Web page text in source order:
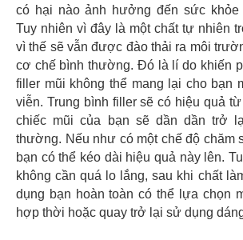
có hại nào ảnh hưởng đến sức khỏe
Tuy nhiên vì đây là một chất tự nhiên
vì thế sẽ vẫn được đào thải ra môi
cơ chế bình thường. Đó là lí do khiến
filler mũi không thể mang lại cho bạn
viễn. Trung bình filler sẽ có hiệu quả
chiếc mũi của bạn sẽ dần dần trở
thường. Nếu như có một chế độ chăm
bạn có thể kéo dài hiệu quả này lên.
không cần quá lo lắng, sau khi chất
dụng bạn hoàn toàn có thể lựa chọn
hợp thời hoặc quay trở lại sử dụng